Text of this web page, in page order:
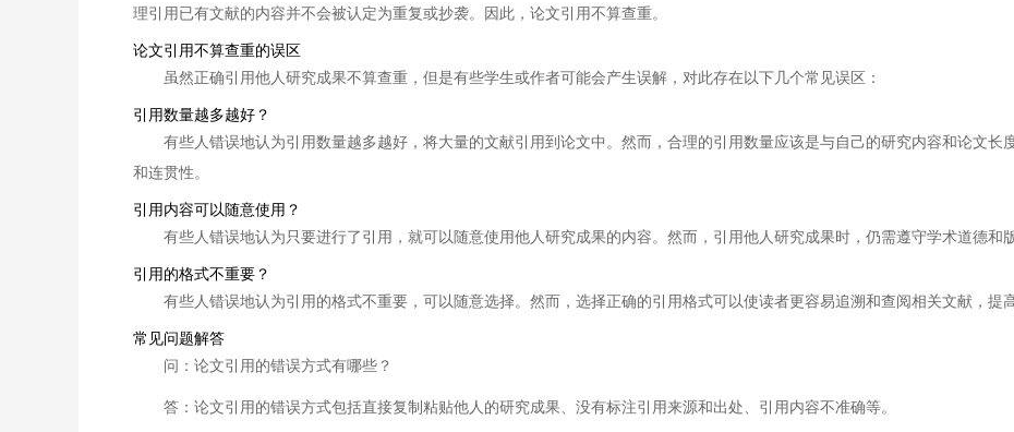
理引用已有文献的内容并不会被认定为重复或抄袭。因此，论文引用不算查重。
论文引用不算查重的误区
虽然正确引用他人研究成果不算查重，但是有些学生或作者可能会产生误解，对此存在以下几个常见误区：
引用数量越多越好？
有些人错误地认为引用数量越多越好，将大量的文献引用到论文中。然而，合理的引用数量应该是与自己的研究内容和论文长
和连贯性。
引用内容可以随意使用？
有些人错误地认为只要进行了引用，就可以随意使用他人研究成果的内容。然而，引用他人研究成果时，仍需遵守学术道德和
引用的格式不重要？
有些人错误地认为引用的格式不重要，可以随意选择。然而，选择正确的引用格式可以使读者更容易追溯和查阅相关文献，提
常见问题解答
问：论文引用的错误方式有哪些？
答：论文引用的错误方式包括直接复制粘贴他人的研究成果、没有标注引用来源和出处、引用内容不准确等。